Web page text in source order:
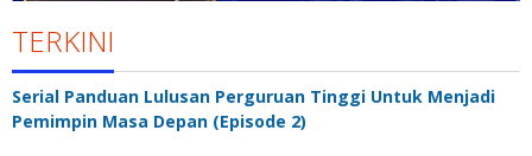
TERKINI
Serial Panduan Lulusan Perguruan Tinggi Untuk Menjadi
Pemimpin Masa Depan (Episode 2)